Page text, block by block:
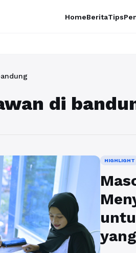
HomeBeritaTips
di
HIGHLIGHT